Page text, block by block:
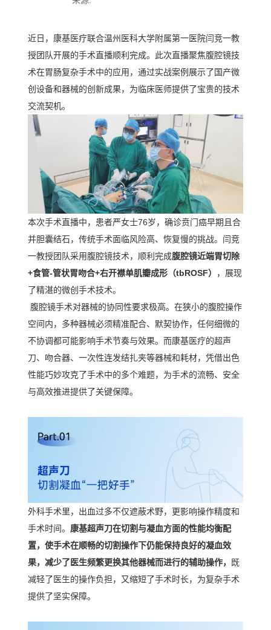
近日，康基医疗联合温州医科大学附属第一医院闫竞一教
授团队开展的手术直播顺利完成。此次直播聚焦腹腔镜技
术在胃肠复杂手术中的应用，通过实战案例展示了国产微
创设备和器械的创新成果，为临床医师提供了宝贵的技术
交流契机。
本次手术直播中，患者严女士76岁，确诊贲门癌早期且合
并胆囊结石，传统手术面临风险高、恢复慢的挑战。闫竞
一教授团队采用腹腔镜技术，顺利完成腹腔镜近端胃切除
+食管-管状胃吻合+右开襟单肌瓣成形（tbROSF）
，展现
了精湛的微创手术技术。
腹腔镜手术对器械的协同性要求极高。在狭小的腹腔操作
空间内，多种器械必须精准配合、默契协作，任何细微的
不协调都可能影响手术节奏与效果。而康基医疗的超声
刀、吻合器、一次性连发结扎夹等器械和耗材，凭借出色
性能巧妙攻克了手术中的多个难题，为手术的流畅、安全
与高效推进提供了关键保障。
外科手术里，出血过多不仅遮蔽术野，更影响操作精度和
手术时间。 康基超声刀在切割与凝血方面的性能均衡配
置，使手术在顺畅的切割操作下仍能保持良好的凝血效
果，减少了医生频繁更换其他器械而进行的辅助操作，
既
减轻了医生的操作负担，又缩短了手术时长，为复杂手术
提供了坚实保障。